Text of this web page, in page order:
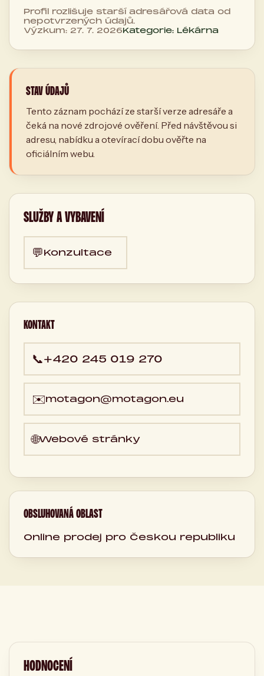
Profil rozlišuje starší adresářová data od
nepotvrzených údajů.
Výzkum: 27. 7. 2026Kategorie: Lékárna
STAV ÚDAJŮ
Tento záznam pochází ze starší verze adresáře a
čeká na nové zdrojové ověření. Před návštěvou si
adresu, nabídku a otevírací dobu ověřte na
oficiálním webu.
SLUŽBY A VYBAVENÍ
💬Konzultace
KONTAKT
📞+420 245 019 270
✉️motagon@motagon.eu
🌐Webové stránky
OBSLUHOVANÁ OBLAST
Online prodej pro Českou republiku
HODNOCENÍ